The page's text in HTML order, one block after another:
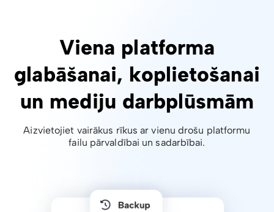
Viena platforma
glabāšanai, koplietošanai
un mediju darbplūsmām
Aizvietojiet vairākus rīkus ar vienu drošu platformu
failu pārvaldībai un sadarbībai.